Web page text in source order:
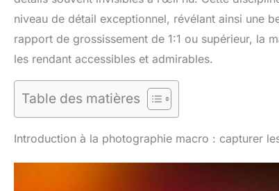
niveau de détail exceptionnel, révélant ainsi une
rapport de grossissement de 1:1 ou supérieur, la
les rendant accessibles et admirables.
Table des matières
Introduction à la photographie macro : capturer